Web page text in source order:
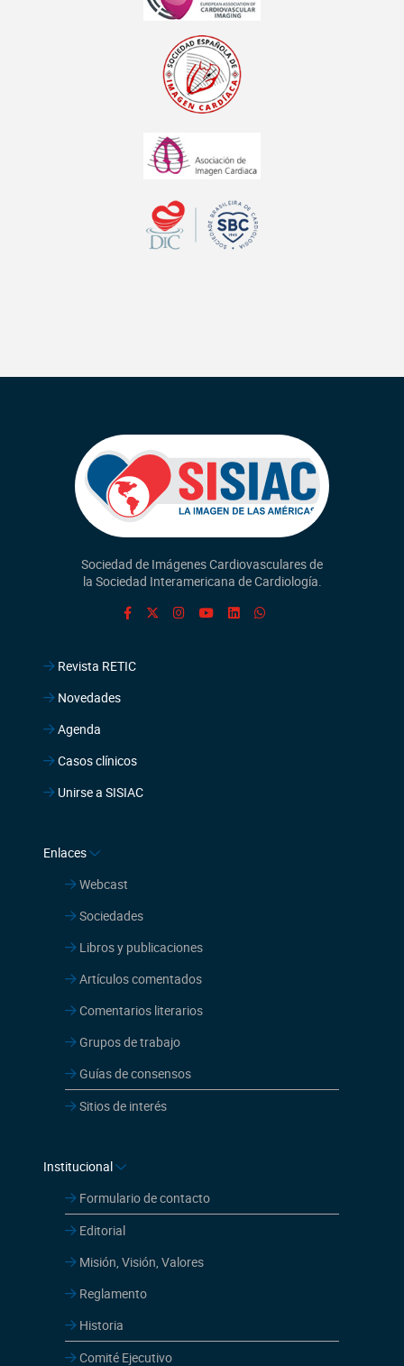
Sociedad de Imágenes Cardiovasculares de
la Sociedad Interamericana de Cardiología.
Revista RETIC
Novedades
Agenda
Casos clínicos
Unirse a SISIAC
Enlaces
Webcast
Sociedades
Libros y publicaciones
Artículos comentados
Comentarios literarios
Grupos de trabajo
Guías de consensos
Sitios de interés
Institucional
Formulario de contacto
Editorial
Misión, Visión, Valores
Reglamento
Historia
Comité Ejecutivo